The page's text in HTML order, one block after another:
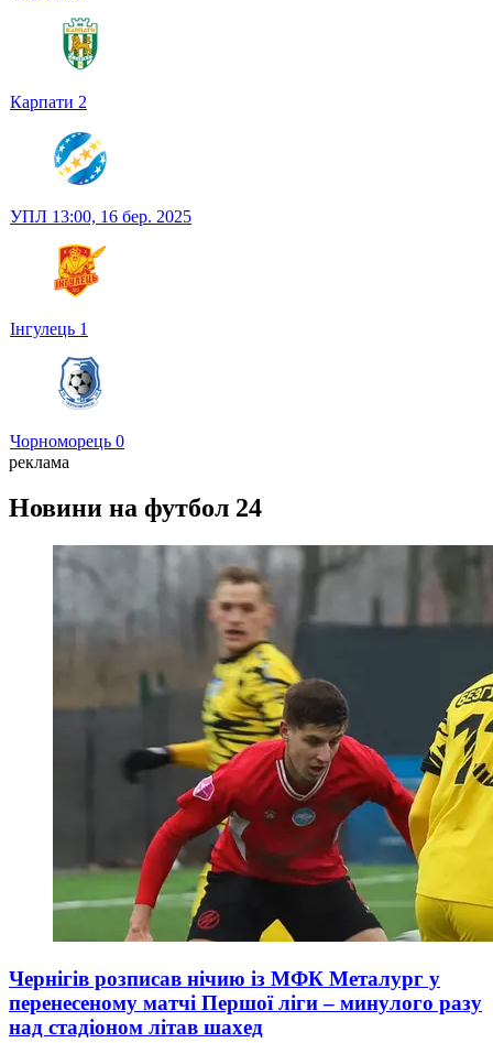
Карпати 2
УПЛ 13:00, 16 бер. 2025
Інгулець 1
Чорноморець 0
реклама
Новини на футбол 24
Чернігів розписав нічию із МФК Металург у
перенесеному матчі Першої ліги – минулого разу
над стадіоном літав шахед